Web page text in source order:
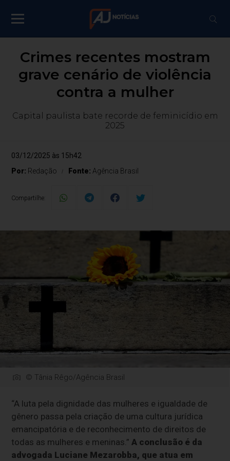
Crimes recentes mostram
grave cenário de violência
contra a mulher
Capital paulista bate recorde de feminicídio em
2025
03/12/2025 às 15h42
Por: Redação Fonte: Agência Brasil
Compartilhe:
© Tânia Rêgo/Agência Brasil
“A luta pela dignidade das mulheres e igualdade de
gênero passa pela criação de uma cultura jurídica
emancipatória e de reconhecimento de direitos de
todas as mulheres e meninas.”A conclusão é da
advogada Luciane Mezarobba, que atua em